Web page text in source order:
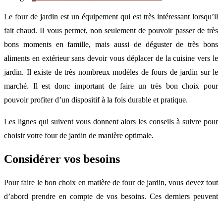
Le four de jardin est un équipement qui est très intéressant lorsqu’il
fait chaud. Il vous permet, non seulement de pouvoir passer de très
bons moments en famille, mais aussi de déguster de très bons
aliments en extérieur sans devoir vous déplacer de la cuisine vers le
jardin. Il existe de très nombreux modèles de fours de jardin sur le
marché. Il est donc important de faire un très bon choix pour
pouvoir profiter d’un dispositif à la fois durable et pratique.
Les lignes qui suivent vous donnent alors les conseils à suivre pour
choisir votre four de jardin de manière optimale.
Considérer vos besoins
Pour faire le bon choix en matière de four de jardin, vous devez tout
d’abord prendre en compte de vos besoins. Ces derniers peuvent